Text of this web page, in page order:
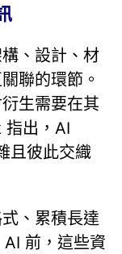
、設計、材
聯的環節。
生需要在其
指出，AI
且彼此交織
、累積長達
前，這些資